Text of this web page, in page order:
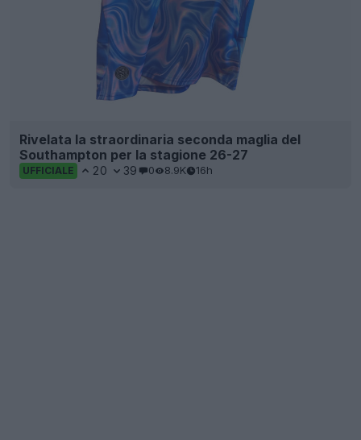
Rivelata la straordinaria seconda maglia del
Southampton per la stagione 26-27
UFFICIALE 20 39 0 8.9K 16h